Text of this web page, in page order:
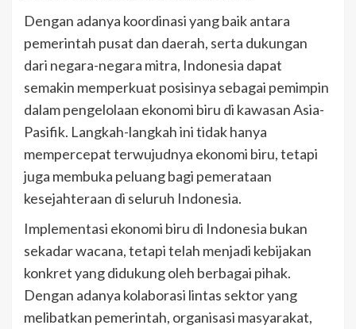
Dengan adanya koordinasi yang baik antara
pemerintah pusat dan daerah, serta dukungan
dari negara-negara mitra, Indonesia dapat
semakin memperkuat posisinya sebagai pemimpin
dalam pengelolaan ekonomi biru di kawasan Asia-
Pasifik. Langkah-langkah ini tidak hanya
mempercepat terwujudnya ekonomi biru, tetapi
juga membuka peluang bagi pemerataan
kesejahteraan di seluruh Indonesia.
Implementasi ekonomi biru di Indonesia bukan
sekadar wacana, tetapi telah menjadi kebijakan
konkret yang didukung oleh berbagai pihak.
Dengan adanya kolaborasi lintas sektor yang
melibatkan pemerintah, organisasi masyarakat,